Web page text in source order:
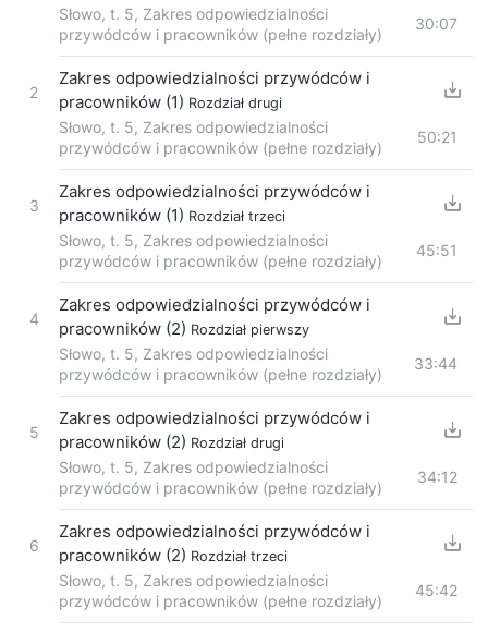
Słowo, t. 5, Zakres odpowiedzialności
przywódców i pracowników (pełne rozdziały)
30:07
2
Zakres odpowiedzialności przywódców i
pracowników (1) Rozdział drugi
Słowo, t. 5, Zakres odpowiedzialności
przywódców i pracowników (pełne rozdziały)
50:21
3
Zakres odpowiedzialności przywódców i
pracowników (1) Rozdział trzeci
Słowo, t. 5, Zakres odpowiedzialności
przywódców i pracowników (pełne rozdziały)
45:51
4
Zakres odpowiedzialności przywódców i
pracowników (2) Rozdział pierwszy
Słowo, t. 5, Zakres odpowiedzialności
przywódców i pracowników (pełne rozdziały)
33:44
5
Zakres odpowiedzialności przywódców i
pracowników (2) Rozdział drugi
Słowo, t. 5, Zakres odpowiedzialności
przywódców i pracowników (pełne rozdziały)
34:12
6
Zakres odpowiedzialności przywódców i
pracowników (2) Rozdział trzeci
Słowo, t. 5, Zakres odpowiedzialności
przywódców i pracowników (pełne rozdziały)
45:42